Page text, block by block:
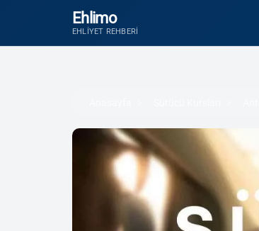
Ehlimo
EHLIYET REHBERI